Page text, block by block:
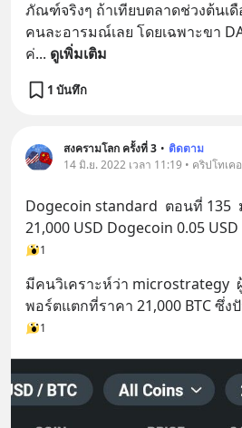
ภัณฑ์จริงๆ ถ้าเทียบตลาดช่วงต้นเ
คนละอารมณ์เลย โดยเฉพาะขา
ค่... ดูเพิ่มเติม
1 บันทึก
สงครามโลก ครั้งที่ 3 • ติดตาม
14 มิ.ย. 2022 เวลา 11:19 • คริปโทเค
Dogecoin standard  ตอนที่ 135
21,000 USD Dogecoin 0.05 USD
1
มีคนวิเคราะห์ว่า microstrategy
พอร์ตแตกที่ราคา 21,000 BTC ซึ่ง
1